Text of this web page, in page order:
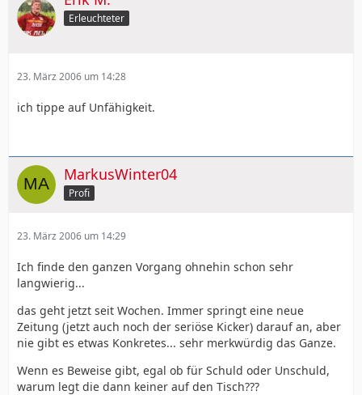
Erleuchteter
23. März 2006 um 14:28
ich tippe auf Unfähigkeit.
MarkusWinter04
Profi
23. März 2006 um 14:29
Ich finde den ganzen Vorgang ohnehin schon sehr
langwierig...
das geht jetzt seit Wochen. Immer springt eine neue
Zeitung (jetzt auch noch der seriöse Kicker) darauf an, aber
nie gibt es etwas Konkretes... sehr merkwürdig das Ganze.
Wenn es Beweise gibt, egal ob für Schuld oder Unschuld,
warum legt die dann keiner auf den Tisch???